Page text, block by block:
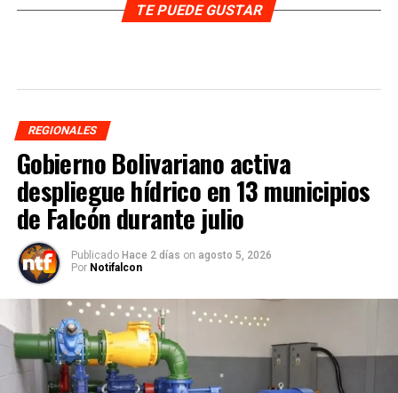
TE PUEDE GUSTAR
REGIONALES
Gobierno Bolivariano activa
despliegue hídrico en 13 municipios
de Falcón durante julio
Publicado Hace 2 días on agosto 5, 2026
Por Notifalcon